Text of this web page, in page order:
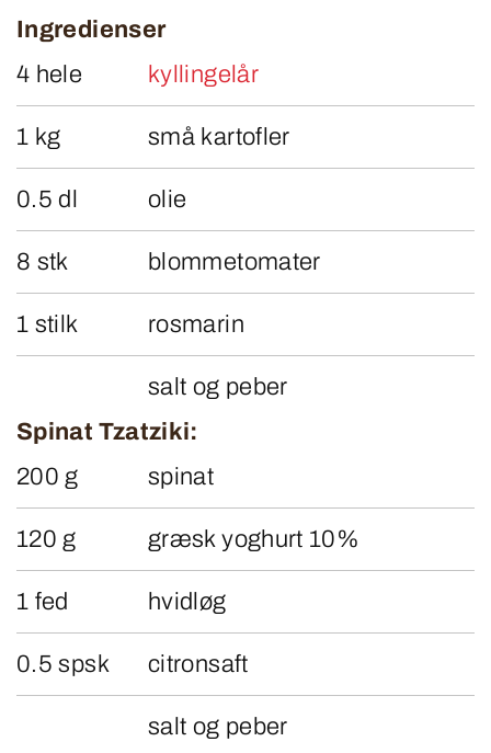
Ingredienser
4 hele
kyllingelår
1 kg små kartofler
0.5 dl olie
8 stk blommetomater
1 stilk rosmarin
salt og peber
Spinat Tzatziki:
200 g
spinat
120 g græsk yoghurt 10%
1 fed hvidløg
0.5 spsk citronsaft
salt og peber